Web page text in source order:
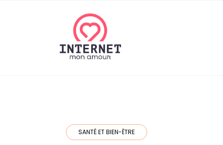
SANTÉ ET BIEN-ÊTRE